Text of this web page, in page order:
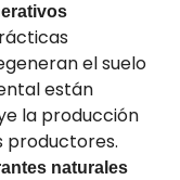
el suelo
están
la producción
productores.
naturales